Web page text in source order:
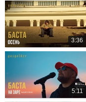
3:36
5:11